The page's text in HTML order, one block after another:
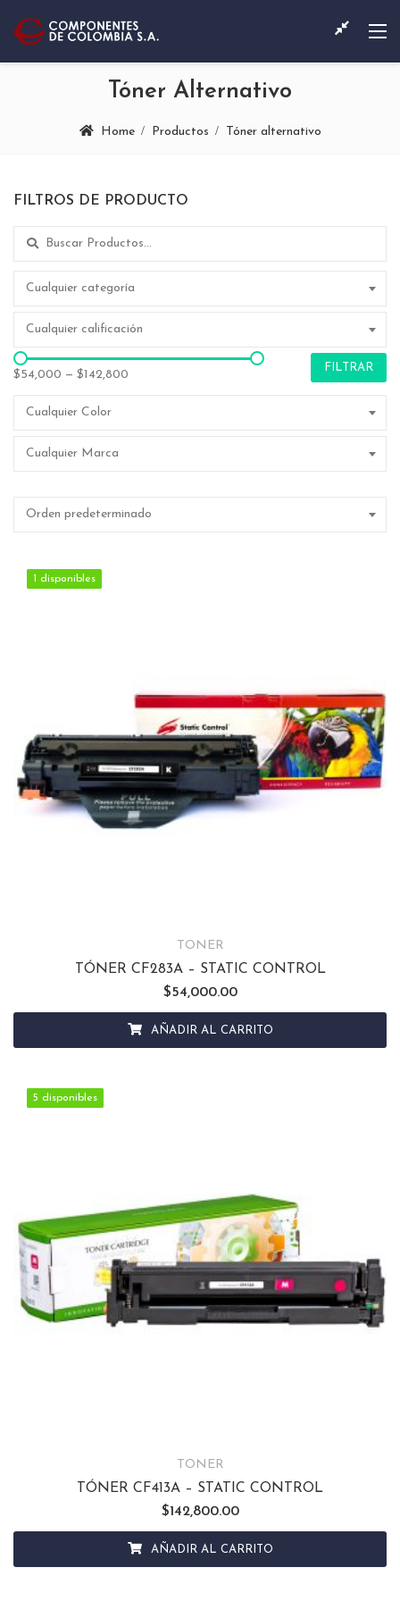
Tóner Alternativo
Home Productos Tóner alternativo
FILTROS DE PRODUCTO
Search for:
Cualquier categoría
Cualquier calificación
$54,000 — $142,800
FILTRAR
Cualquier Color
Cualquier Marca
Orden predeterminado
1 disponibles
1 disponibles
TONER
TÓNER CF283A – STATIC CONTROL
$54,000.00
AÑADIR AL CARRITO
5 disponibles
5 disponibles
TONER
TÓNER CF413A – STATIC CONTROL
$142,800.00
AÑADIR AL CARRITO